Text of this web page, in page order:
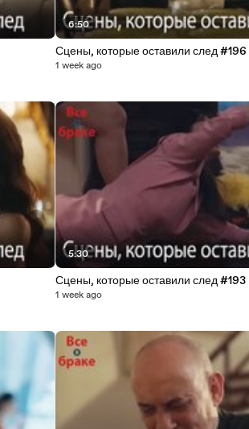
6:50
Сцены, которые оставили след #196
1 week ago
5:30
Сцены, которые оставили след #193
1 week ago